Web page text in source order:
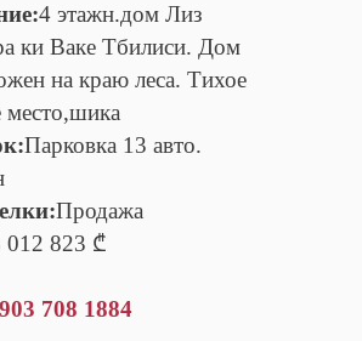
4 этажн.дом Лиз
ки Ваке Тбилиси. Дом
на краю леса. Тихое
Парковка 13 авто.
Продажа
012 823 ₾
708 1884